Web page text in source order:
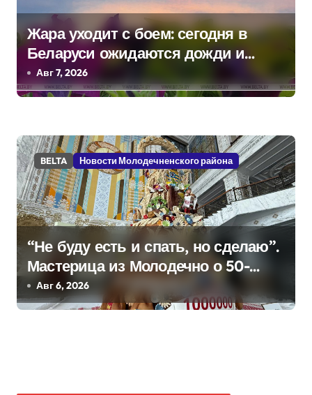
с
я
м
Жара уходит с боем: сегодня в
Беларуси ожидаются дожди и
грозы
Авг 7, 2026
BELTA Новости Молодечненского района
“Не буду есть и спать, но сделаю”.
Мастерица из Молодечно о 50-
килограммовом каравае для
Дворца Независимости
Авг 6, 2026